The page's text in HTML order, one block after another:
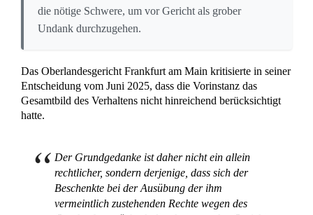
rund 2.500 Euro gehandelt, überzeugte die Richter nicht
da jegliche Belege für eine angebliche Insolvenz fehlten.
Lassen Sie finanzielle Ausreden nicht gelten:
Beschenkte sein rücksichtsloses Verhalten mit
wirtschaftlicher Not rechtfertigt, fordern Sie vor Gericht
strikte Beweise wie Insolvenzbelege. Ohne solche
Nachweise haben diese Argumente laut OLG Frankfurt keine
Rückforderung des gesamten Grundstücks bei
Unteilbarkeit?
Bei der Schenkung eines unteilbaren Gegenstands erstreckt